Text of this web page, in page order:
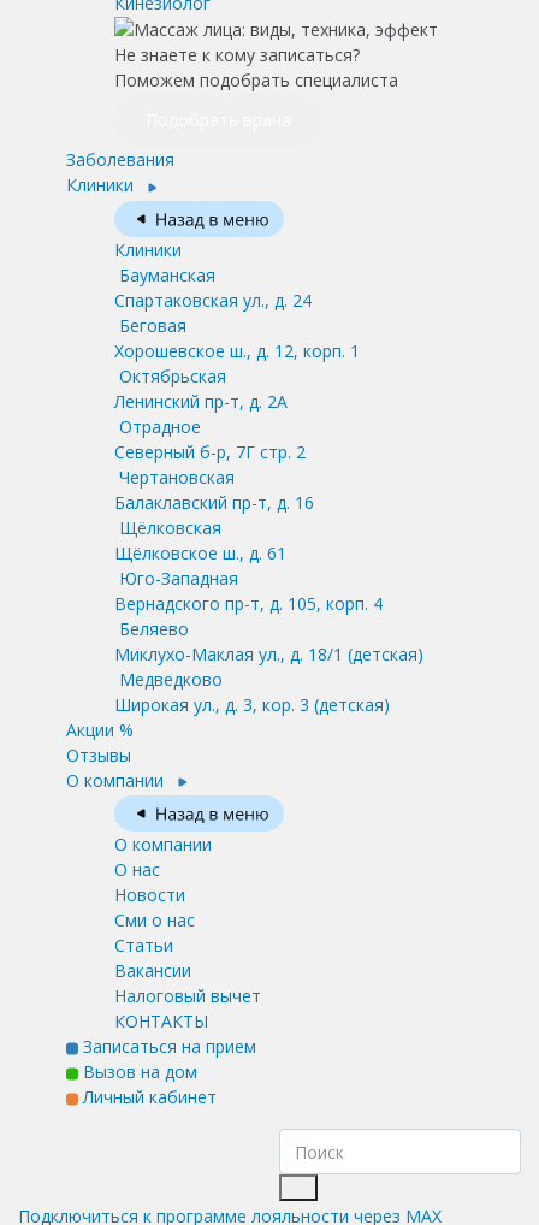
Не знаете к кому записаться?
Поможем подобрать специалиста
Заболевания
Клиники
Клиники
Бауманская
Спартаковская ул., д. 24
Беговая
Хорошевское ш., д. 12, корп. 1
Октябрьская
Ленинский пр-т, д. 2А
Отрадное
Северный б-р, 7Г стр. 2
Чертановская
Балаклавский пр-т, д. 16
Щёлковская
Щёлковское ш., д. 61
Юго-Западная
Вернадского пр-т, д. 105, корп. 4
Беляево
Миклухо-Маклая ул., д. 18/1 (детская)
Медведково
Широкая ул., д. 3, кор. 3 (детская)
Акции %
Отзывы
О компании
О компании
О нас
Новости
Сми о нас
Статьи
Вакансии
Налоговый вычет
КОНТАКТЫ
Записаться на прием
Вызов на дом
Личный кабинет
Подключиться к программе лояльности через MAX